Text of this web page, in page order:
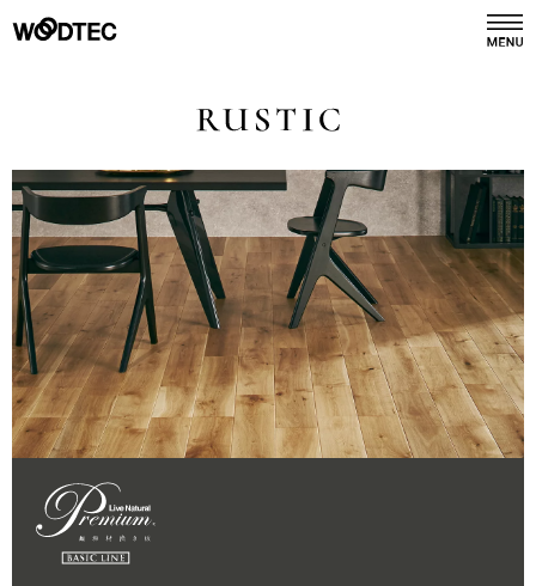
デジタルカタログ カタログ請求
商品情報 PRODUCTS
施工事例 GALLERY
リフォーム REFORM
ショールーム SHOWROOM
会社情報 COMPANY INFO